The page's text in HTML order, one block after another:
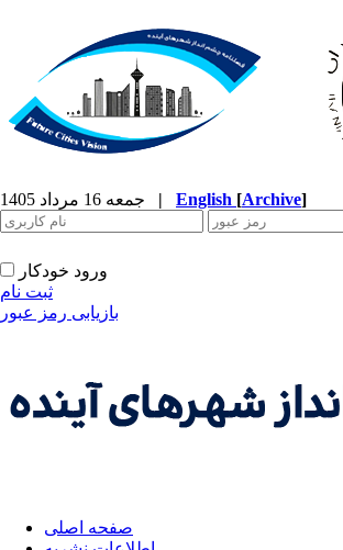
| English [Archive]
ورود خودکار
ثبت نام
بازیابی رمز عبور
صفحه اصلی